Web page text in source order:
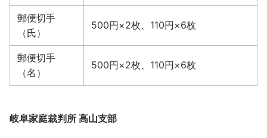
郵便切手
（氏）
500円×2枚、110円×6枚
郵便切手
（名）
500円×2枚、110円×6枚
岐阜家庭裁判所 高山支部